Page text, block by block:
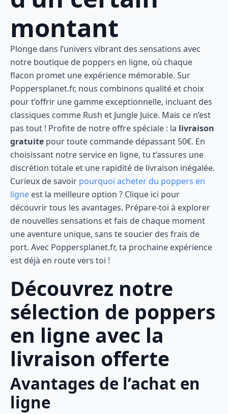
montant
Plonge dans l’univers vibrant des sensations avec
notre boutique de poppers en ligne, où chaque
flacon promet une expérience mémorable. Sur
Poppersplanet.fr, nous combinons qualité et choix
pour t’offrir une gamme exceptionnelle, incluant des
classiques comme Rush et Jungle Juice. Mais ce n’est
pas tout ! Profite de notre offre spéciale : la livraison
gratuite pour toute commande dépassant 50€. En
choisissant notre service en ligne, tu t’assures une
discrétion totale et une rapidité de livraison inégalée.
Curieux de savoir pourquoi acheter du poppers en
ligne est la meilleure option ? Clique ici pour
découvrir tous les avantages. Prépare-toi à explorer
de nouvelles sensations et fais de chaque moment
une aventure unique, sans te soucier des frais de
port. Avec Poppersplanet.fr, ta prochaine expérience
est déjà en route vers toi !
Découvrez notre
sélection de poppers
en ligne avec la
livraison offerte
Avantages de l’achat en
ligne